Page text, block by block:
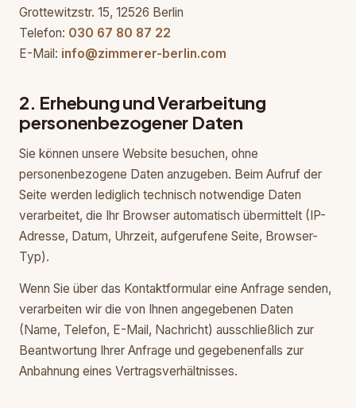
Grottewitzstr. 15, 12526 Berlin
Telefon: 030 67 80 87 22
E-Mail: info@zimmerer-berlin.com
2. Erhebung und Verarbeitung
personenbezogener Daten
Sie können unsere Website besuchen, ohne
personenbezogene Daten anzugeben. Beim Aufruf der
Seite werden lediglich technisch notwendige Daten
verarbeitet, die Ihr Browser automatisch übermittelt (IP-
Adresse, Datum, Uhrzeit, aufgerufene Seite, Browser-
Typ).
Wenn Sie über das Kontaktformular eine Anfrage senden,
verarbeiten wir die von Ihnen angegebenen Daten
(Name, Telefon, E-Mail, Nachricht) ausschließlich zur
Beantwortung Ihrer Anfrage und gegebenenfalls zur
Anbahnung eines Vertragsverhältnisses.